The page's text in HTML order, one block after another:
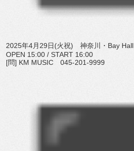
2025年4月29日(火祝) 神奈川・Bay Hall
OPEN 15:00 / START 16:00
[問] KM MUSIC 045-201-9999